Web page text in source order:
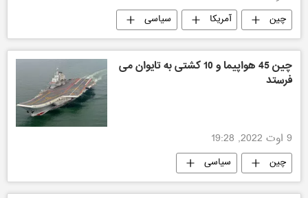
چین آمریکا سیاسی
چین 45 هواپیما و 10 کشتی به تایوان می
فرستد
9 اوت 2022, 19:28
چین سیاسی